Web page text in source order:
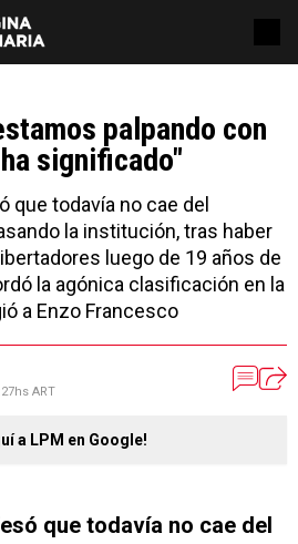
palpando con
significado"
que todavía no cae del
la institución, tras haber
luego de 19 años de
la agónica clasificación en la
a Enzo Francesco
ART
a LPM en Google!
que todavía no cae del